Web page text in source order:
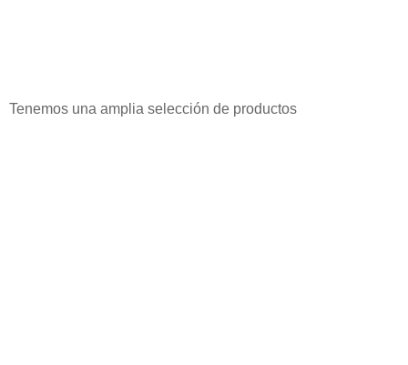
Tenemos una amplia selección de productos